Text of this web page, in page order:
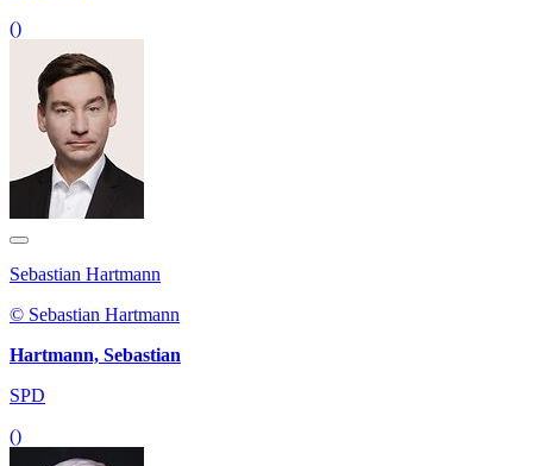
()
Sebastian Hartmann
© Sebastian Hartmann
Hartmann, Sebastian
SPD
()